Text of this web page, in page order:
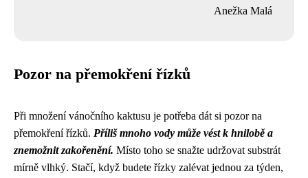
Anežka Malá
Pozor na přemokření řízků
Při množení vánočního kaktusu je potřeba dát si pozor na
přemokření řízků. Příliš mnoho vody může vést k hnilobě a
znemožnit zakořenění. Místo toho se snažte udržovat substrát
mírně vlhký. Stačí, když budete řízky zalévat jednou za týden,